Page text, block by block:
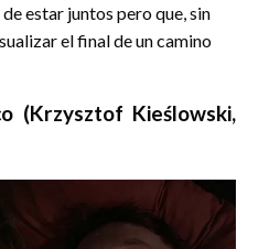
estar juntos pero que, sin
el final de un camino
(Krzysztof Kieślowski,